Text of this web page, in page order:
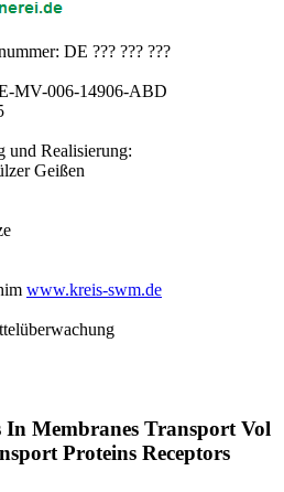
DE ??? ??? ???
MV-006-14906-ABD
und Realisierung:
Geißen
www.kreis-swm.de
Membranes Transport Vol
Proteins Receptors